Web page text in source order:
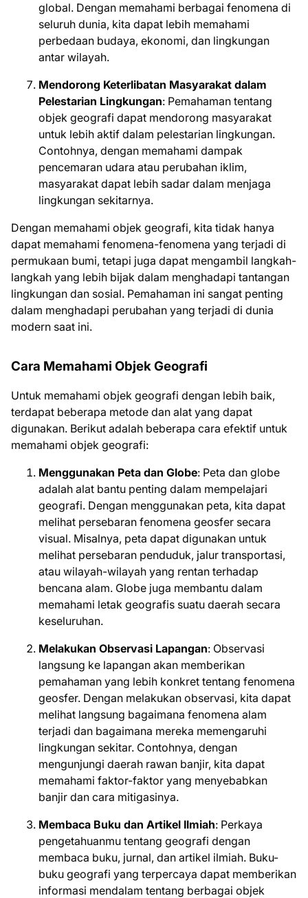
global. Dengan memahami berbagai fenomena di
seluruh dunia, kita dapat lebih memahami
perbedaan budaya, ekonomi, dan lingkungan
antar wilayah.
Mendorong Keterlibatan Masyarakat dalam
Pelestarian Lingkungan: Pemahaman tentang
objek geografi dapat mendorong masyarakat
untuk lebih aktif dalam pelestarian lingkungan.
Contohnya, dengan memahami dampak
pencemaran udara atau perubahan iklim,
masyarakat dapat lebih sadar dalam menjaga
lingkungan sekitarnya.
Dengan memahami objek geografi, kita tidak hanya
dapat memahami fenomena-fenomena yang terjadi di
permukaan bumi, tetapi juga dapat mengambil langkah-
langkah yang lebih bijak dalam menghadapi tantangan
lingkungan dan sosial. Pemahaman ini sangat penting
dalam menghadapi perubahan yang terjadi di dunia
modern saat ini.
Cara Memahami Objek Geografi
Untuk memahami objek geografi dengan lebih baik,
terdapat beberapa metode dan alat yang dapat
digunakan. Berikut adalah beberapa cara efektif untuk
memahami objek geografi:
Menggunakan Peta dan Globe: Peta dan globe
adalah alat bantu penting dalam mempelajari
geografi. Dengan menggunakan peta, kita dapat
melihat persebaran fenomena geosfer secara
visual. Misalnya, peta dapat digunakan untuk
melihat persebaran penduduk, jalur transportasi,
atau wilayah-wilayah yang rentan terhadap
bencana alam. Globe juga membantu dalam
memahami letak geografis suatu daerah secara
keseluruhan.
Melakukan Observasi Lapangan: Observasi
langsung ke lapangan akan memberikan
pemahaman yang lebih konkret tentang fenomena
geosfer. Dengan melakukan observasi, kita dapat
melihat langsung bagaimana fenomena alam
terjadi dan bagaimana mereka memengaruhi
lingkungan sekitar. Contohnya, dengan
mengunjungi daerah rawan banjir, kita dapat
memahami faktor-faktor yang menyebabkan
banjir dan cara mitigasinya.
Membaca Buku dan Artikel Ilmiah: Perkaya
pengetahuanmu tentang geografi dengan
membaca buku, jurnal, dan artikel ilmiah. Buku-
buku geografi yang terpercaya dapat memberikan
informasi mendalam tentang berbagai objek